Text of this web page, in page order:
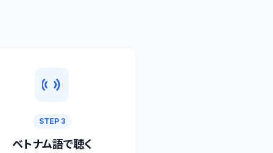
STEP 3
ベトナム語で聴く